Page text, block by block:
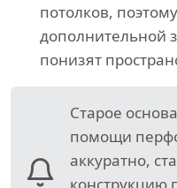
потолков,
дополнительной
понизят
Старое
помощи
аккуратно,
конструкцию